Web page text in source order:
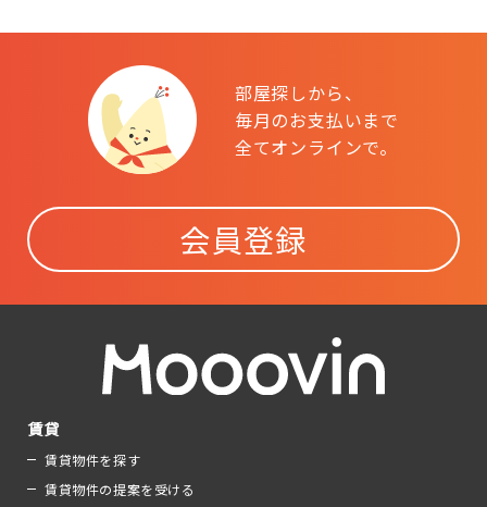
部屋探しから、
毎月のお支払いまで
全てオンラインで。
会員登録
賃貸
賃貸物件を探す
賃貸物件の提案を受ける